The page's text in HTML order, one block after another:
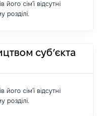
сім'ї відсутні
розділі.
суб’єкта
сім'ї відсутні
розділі.